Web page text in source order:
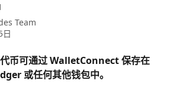
Team
币可通过 WalletConnect 保存在
或任何其他钱包中。